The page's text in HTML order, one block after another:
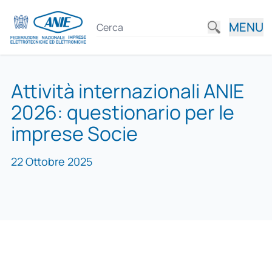
MENU
Attività internazionali ANIE
2026: questionario per le
imprese Socie
22 Ottobre 2025